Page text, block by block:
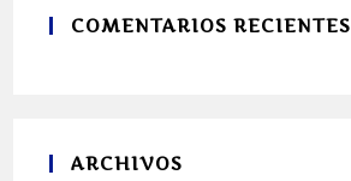
COMENTARIOS RECIENTES
ARCHIVOS